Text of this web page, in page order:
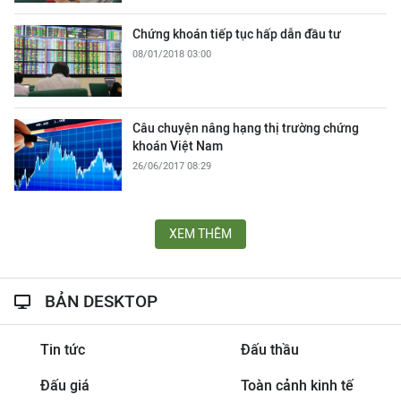
Chứng khoán tiếp tục hấp dẫn đầu tư
08/01/2018 03:00
Câu chuyện nâng hạng thị trường chứng
khoán Việt Nam
26/06/2017 08:29
XEM THÊM
BẢN DESKTOP
Tin tức Đấu thầu
Đấu giá Toàn cảnh kinh tế